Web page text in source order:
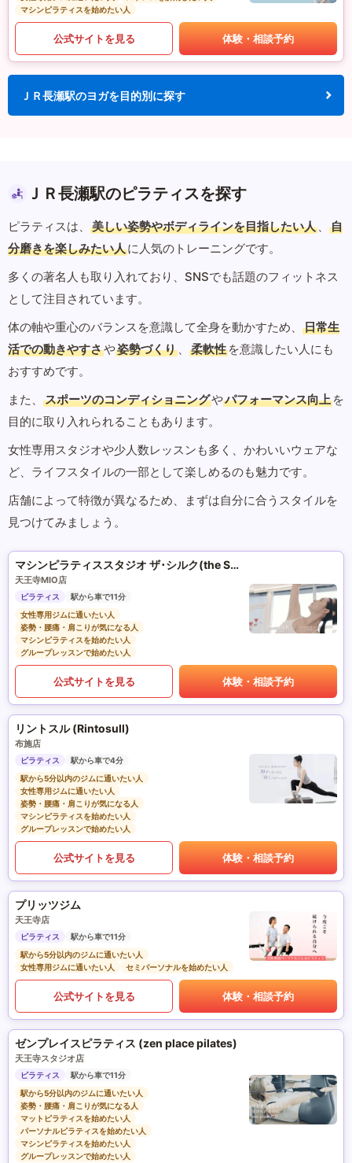
マシンピラティスを始めたい人
公式サイトを見る 体験・相談予約
ＪＲ長瀬駅のヨガを目的別に探す
ＪＲ長瀬駅のピラティスを探す
ピラティスは、 美しい姿勢やボディラインを目指したい人 、
自
分磨きを楽しみたい人に人気のトレーニングです。
多くの著名人も取り入れており、SNSでも話題のフィットネス
として注目されています。
体の軸や重心のバランスを意識して全身を動かすため、
日常生
活での動きやすさや姿勢づくり 、 柔軟性 を意識したい人にも
おすすめです。
また、
スポーツのコンディショニングやパフォーマンス向上 を
目的に取り入れられることもあります。
女性専用スタジオや少人数レッスンも多く、かわいいウェアな
ど、ライフスタイルの一部として楽しめるのも魅力です。
店舗によって特徴が異なるため、まずは自分に合うスタイルを
見つけてみましょう。
マシンピラティススタジオ ザ･シルク(the SILK)
天王寺MIO店
ピラティス
駅から車で11分
女性専用ジムに通いたい人
姿勢・腰痛・肩こりが気になる人
マシンピラティスを始めたい人
グループレッスンで始めたい人
公式サイトを見る 体験・相談予約
リントスル (Rintosull)
布施店
ピラティス
駅から車で4分
駅から5分以内のジムに通いたい人
女性専用ジムに通いたい人
姿勢・腰痛・肩こりが気になる人
マシンピラティスを始めたい人
グループレッスンで始めたい人
公式サイトを見る 体験・相談予約
プリッツジム
天王寺店
ピラティス
駅から車で11分
駅から5分以内のジムに通いたい人
女性専用ジムに通いたい人
セミパーソナルを始めたい人
公式サイトを見る 体験・相談予約
ゼンプレイスピラティス (zen place pilates)
天王寺スタジオ店
ピラティス
駅から車で11分
駅から5分以内のジムに通いたい人
姿勢・腰痛・肩こりが気になる人
マットピラティスを始めたい人
パーソナルピラティスを始めたい人
マシンピラティスを始めたい人
グループレッスンで始めたい人